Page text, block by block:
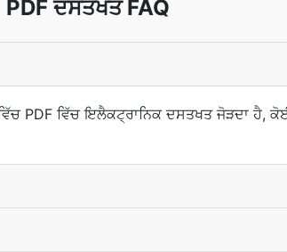
PDF ਦਸਤਖਤ FAQ
PDF ਵਿੱਚ ਇਲੈਕਟ੍ਰਾਨਿਕ ਦਸਤਖਤ ਜੋੜਦਾ ਹੈ,